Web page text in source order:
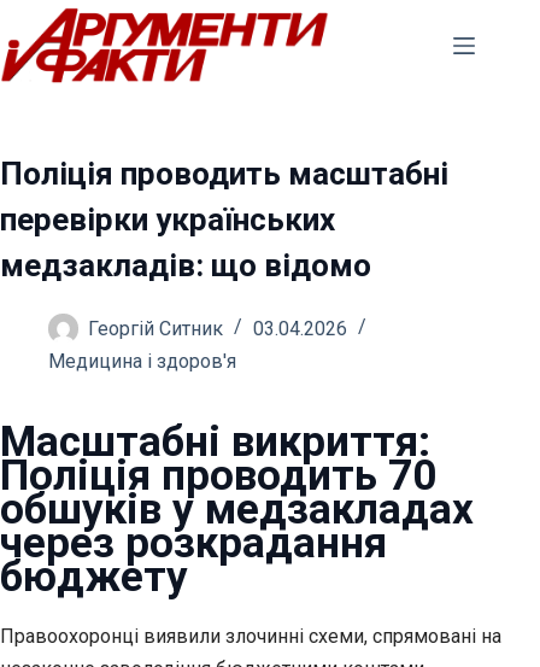
Перейти
до
вмісту
Поліція проводить масштабні
перевірки українських
медзакладів: що відомо
Георгій Ситник
03.04.2026
Медицина і здоров'я
Масштабні викриття:
Поліція проводить 70
обшуків у медзакладах
через розкрадання
бюджету
Правоохоронці виявили злочинні схеми, спрямовані на